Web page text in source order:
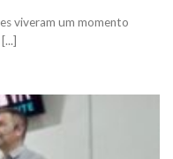
viveram um momento